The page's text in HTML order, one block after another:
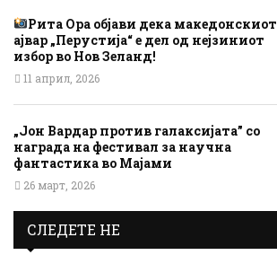
Рита Ора објави дека македонскиот
ајвар „Перустија“ е дел од нејзиниот
избор во Нов Зеланд!
11 април, 2026
„Јон Вардар против галаксијата” со
награда на фестивал за научна
фантастика во Мајами
26 март, 2026
СЛЕДЕТЕ НЕ